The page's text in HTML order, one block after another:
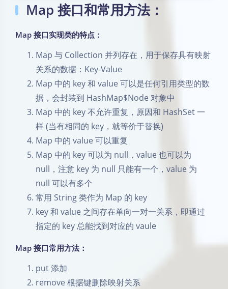
Map 接口和常用方法：
Map 接口实现类的特点：
Map 与 Collection 并列存在，用于保存具有映射
关系的数据：Key-Value
Map 中的 key 和 value 可以是任何引用类型的数
据，会封装到 HashMap$Node 对象中
Map 中的 key 不允许重复，原因和 HashSet 一
样 (当有相同的 key，就等价于替换)
Map 中的 value 可以重复
Map 中的 key 可以为 null，value 也可以为
null，注意 key 为 null 只能有一个，value 为
null 可以有多个
常用 String 类作为 Map 的 key
key 和 value 之间存在单向一对一关系，即通过
指定的 key 总能找到对应的 vaule
Map 接口常用方法：
put 添加
remove 根据键删除映射关系